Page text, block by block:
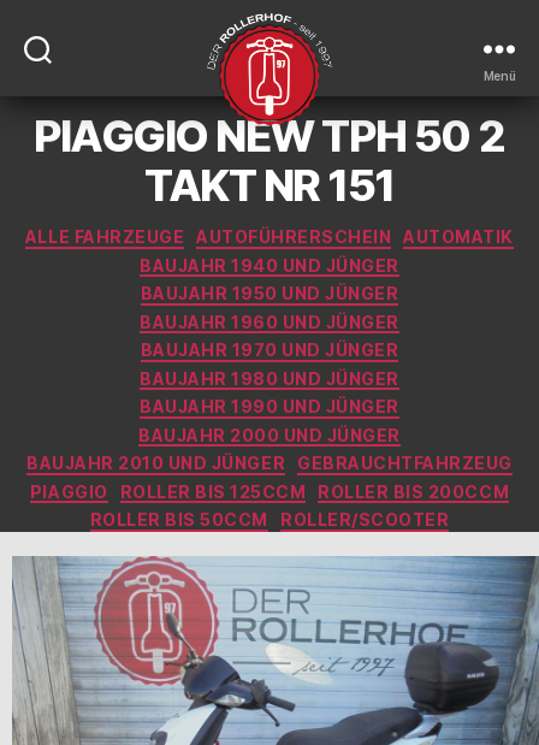
DER-
ROLLERHOF
Menü
PIAGGIO NEW TPH 50 2
TAKT NR 151
Kategorien
ALLE FAHRZEUGE AUTOFÜHRERSCHEIN
AUTOMATIK
BAUJAHR 1940 UND JÜNGER
BAUJAHR 1950 UND JÜNGER
BAUJAHR 1960 UND JÜNGER
BAUJAHR 1970 UND JÜNGER
BAUJAHR 1980 UND JÜNGER
BAUJAHR 1990 UND JÜNGER
BAUJAHR 2000 UND JÜNGER
BAUJAHR 2010 UND JÜNGER
GEBRAUCHTFAHRZEUG
PIAGGIO
ROLLER BIS 125CCM
ROLLER BIS 200CCM
ROLLER BIS 50CCM
ROLLER/SCOOTER